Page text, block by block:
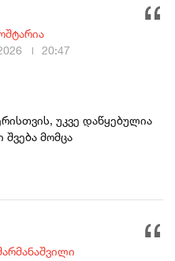
უკვე დაწყებულია
მომცა
20:47